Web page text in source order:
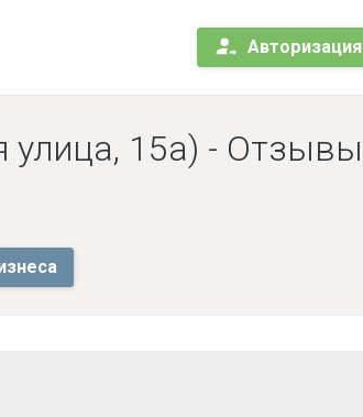
Авторизация
улица, 15а) - Отзывы